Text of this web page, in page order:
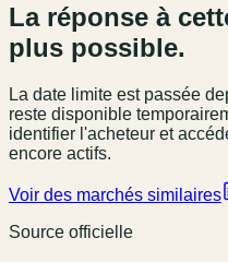
La réponse à
plus possible.
La date limite est passée
reste disponible
identifier l'acheteur et
encore actifs.
Voir des marchés similaires
Source officielle